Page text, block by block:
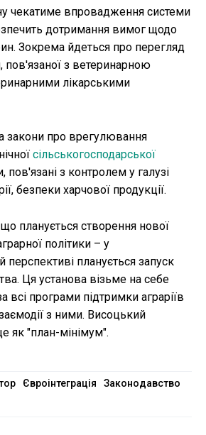
чекатиме впровадження системи
дотримання вимог щодо
Зокрема йдеться про перегляд
пов'язаної з ветеринарною
лікарськими
закони про врегулювання
сільськогосподарської
пов'язані з контролем у галузі
безпеки харчової продукції.
планується створення нової
політики – у
перспективі планується запуск
Ця установа візьме на себе
всі програми підтримки аграріїв
з ними. Висоцький
як "план-мінімум".
Євроінтеграція
Законодавство